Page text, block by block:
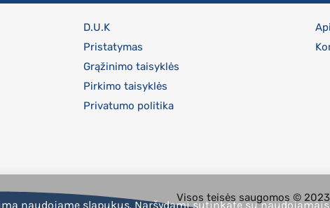
naudojame slapukus. Naršydami sutinkate su
D.U.K
Pristatymas
Grąžinimo taisyklės
Pirkimo taisyklės
Privatumo politika
Visos teisės saugomos ©